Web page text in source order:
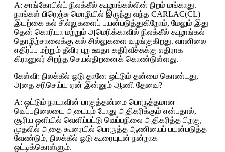
A: சாங்கோபில்ட் நிலக்கீல் கூழாங்கல்லின் நிறம் மங்காது.
நாங்கள் பிரெஞ்சு மொழியில் இருந்து வந்த CARLAC(CL)
இயற்கை கல் சில்லுகளைப் பயன்படுத்துகிறோம், மேலும் இது
தென் கொரியா மற்றும் அமெரிக்காவில் நிலக்கீல் கூழாங்கல்
தொழிற்சாலைக்கு கல் சில்லுகளை வழங்குகிறது. வானிலை
எதிர்ப்பு மற்றும் தீவிர புற ஊதா கதிர்வீச்சுக்கு எதிராக
கிரானுலர் சிறந்த செயல்திறனைக் கொண்டுள்ளது.
கேள்வி: நிலக்கீல் ஓடு தானே ஒட்டும் தன்மை கொண்டது,
அதை சரிசெய்ய ஏன் இன்னும் ஆணி தேவை?
A: ஒட்டும் நாடாவின் பாகுத்தன்மை பொருத்தமான
வெப்பநிலையை அடையும் போது அதிகரிக்கும் என்பதால்,
சூரிய ஒளியில் வெளிப்பட்டு வெப்பநிலை அதிகரித்த பிறகு,
முதலில் அதை கூரையில் பொருத்த ஆணியைப் பயன்படுத்த
வேண்டும், நிலக்கீல் ஓடு கூரையுடன் நன்றாக
ஒட்டிக்கொள்ளும்.